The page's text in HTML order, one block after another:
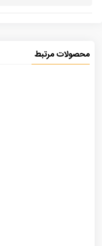
محصولات مرتبط